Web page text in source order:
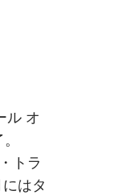
ル オ
トラ
はタ